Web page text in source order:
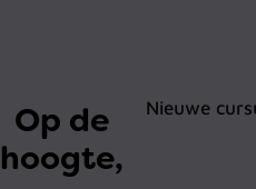
Op de
hoogte,
Nieuwe